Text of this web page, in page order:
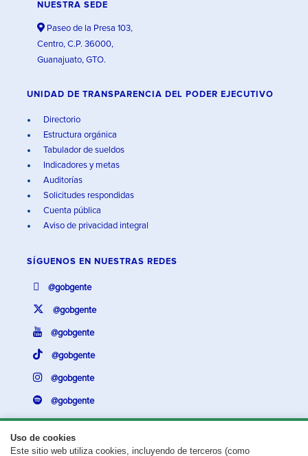
Uso de cookies
Este sitio web utiliza cookies, incluyendo de terceros (como
NUESTRA SEDE
Paseo de la Presa 103,
Centro, C.P. 36000,
Guanajuato, GTO.
UNIDAD DE TRANSPARENCIA DEL PODER EJECUTIVO
Directorio
Estructura orgánica
Tabulador de sueldos
Indicadores y metas
Auditorías
Solicitudes respondidas
Cuenta pública
Aviso de privacidad integral
SÍGUENOS EN NUESTRAS REDES
@gobgente
@gobgente
@gobgente
@gobgente
@gobgente
@gobgente
¿Existe algún problema con esta página?Repórtalo aquí.